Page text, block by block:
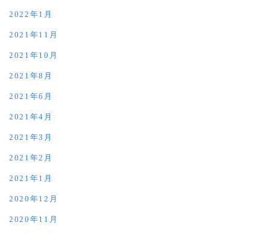
2022年1月
2021年11月
2021年10月
2021年8月
2021年6月
2021年4月
2021年3月
2021年2月
2021年1月
2020年12月
2020年11月